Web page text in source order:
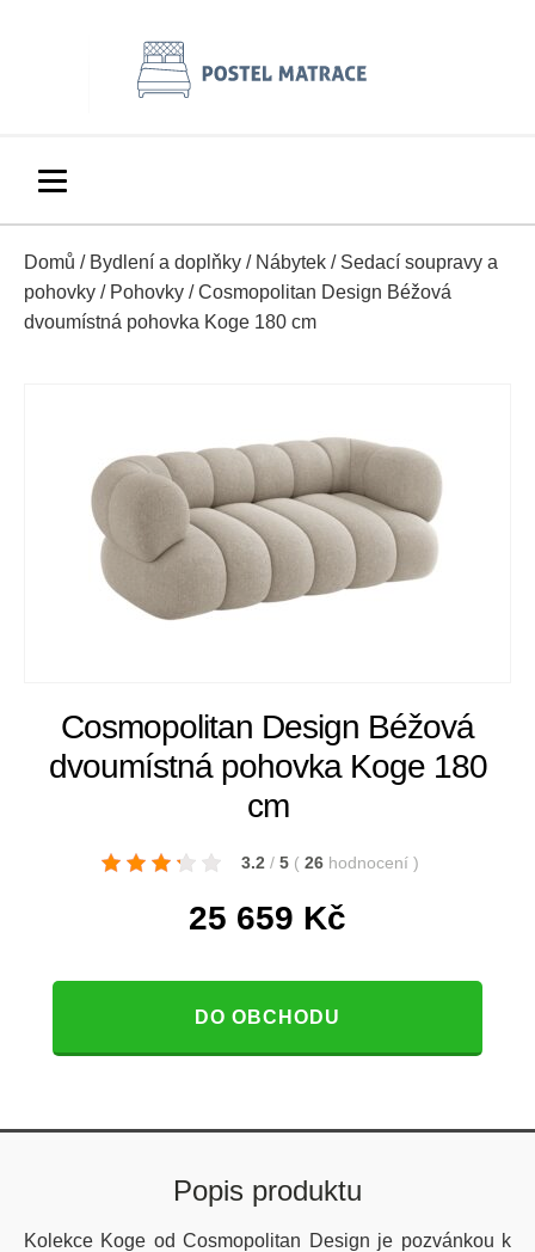
Domů / Bydlení a doplňky / Nábytek / Sedací soupravy a
pohovky / Pohovky / Cosmopolitan Design Béžová
dvoumístná pohovka Koge 180 cm
Cosmopolitan Design Béžová
dvoumístná pohovka Koge 180
cm
3.2 / 5 ( 26 hodnocení )
25 659 Kč
DO OBCHODU
Popis produktu
Kolekce Koge od Cosmopolitan Design je pozvánkou k